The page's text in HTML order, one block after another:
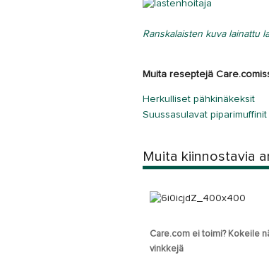
Ranskalaisten kuva lainattu
Muita reseptejä
Herkulliset pähkinäkeksit
Suussasulavat piparimuffinit
Muita kiinnostavia
Care.com ei toimi? Kokeile
vinkkejä